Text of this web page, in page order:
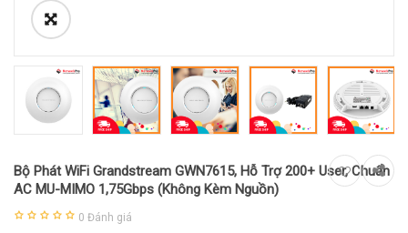
Bộ Phát WiFi Grandstream GWN7615, Hỗ Trợ 200+ User, Chuẩn
AC MU-MIMO 1,75Gbps (Không Kèm Nguồn)
0 Đánh giá